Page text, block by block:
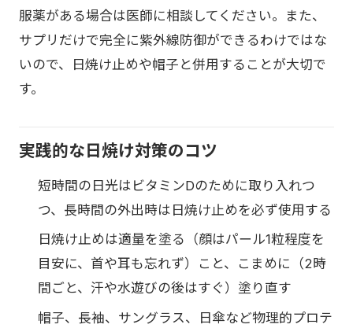
服薬がある場合は医師に相談してください。また、
サプリだけで完全に紫外線防御ができるわけではな
いので、日焼け止めや帽子と併用することが大切で
す。
実践的な日焼け対策のコツ
短時間の日光はビタミンDのために取り入れつ
つ、長時間の外出時は日焼け止めを必ず使用する
日焼け止めは適量を塗る（顔はパール1粒程度を
目安に、首や耳も忘れず）こと、こまめに（2時
間ごと、汗や水遊びの後はすぐ）塗り直す
帽子、長袖、サングラス、日傘など物理的プロテ